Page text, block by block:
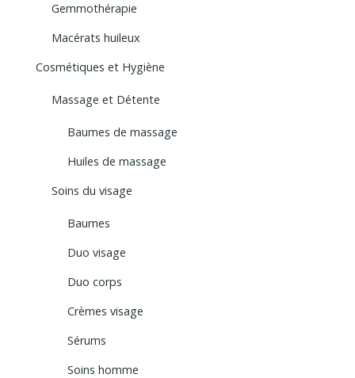
Gemmothérapie
Macérats huileux
Cosmétiques et Hygiène
Massage et Détente
Baumes de massage
Huiles de massage
Soins du visage
Baumes
Duo visage
Duo corps
Crèmes visage
Sérums
Soins homme